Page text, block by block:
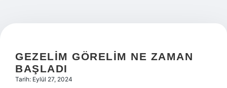
Hakkımızda
GEZELIM GÖRELIM NE ZAMAN
BAŞLADI
Tarih: Eylül 27, 2024